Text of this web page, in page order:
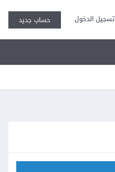
تسجيل الدخول حساب جديد